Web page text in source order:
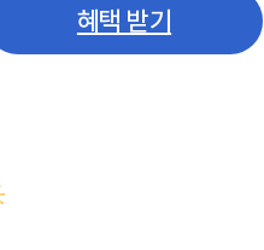
혜택 받기